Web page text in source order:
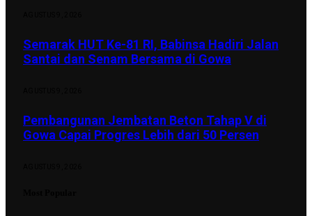
Semarak HUT Ke-81 RI, Babinsa Hadiri Jalan
Santai dan Senam Bersama di Gowa
Pembangunan Jembatan Beton Tahap V di
Gowa Capai Progres Lebih dari 50 Persen